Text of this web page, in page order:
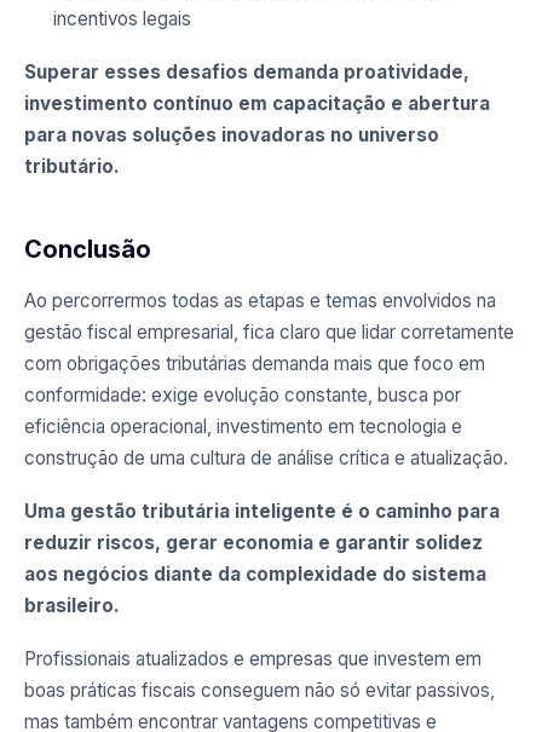
incentivos legais
Superar esses desafios demanda proatividade,
investimento contínuo em capacitação e abertura
para novas soluções inovadoras no universo
tributário.
Conclusão
Ao percorrermos todas as etapas e temas envolvidos na
gestão fiscal empresarial, fica claro que lidar corretamente
com obrigações tributárias demanda mais que foco em
conformidade: exige evolução constante, busca por
eficiência operacional, investimento em tecnologia e
construção de uma cultura de análise crítica e atualização.
Uma gestão tributária inteligente é o caminho para
reduzir riscos, gerar economia e garantir solidez
aos negócios diante da complexidade do sistema
brasileiro.
Profissionais atualizados e empresas que investem em
boas práticas fiscais conseguem não só evitar passivos,
mas também encontrar vantagens competitivas e